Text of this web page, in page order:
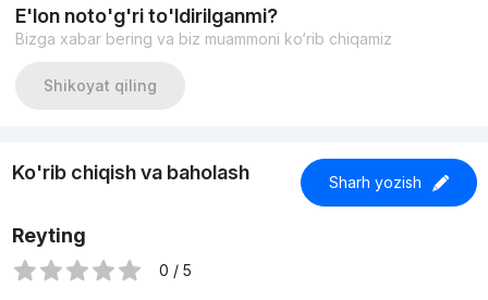
E'lon noto'g'ri to'ldirilganmi?
Bizga xabar bering va biz muammoni ko‘rib chiqamiz
Shikoyat qiling
Ko'rib chiqish va baholash Sharh yozish
Reyting
0 / 5